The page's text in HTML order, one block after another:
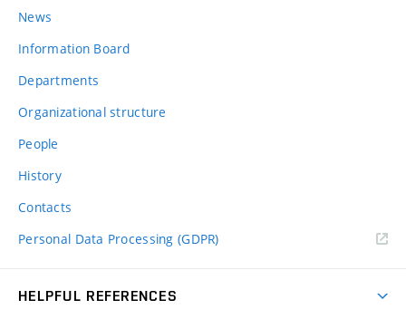
News
Information Board
Departments
Organizational structure
People
History
Contacts
Personal Data Processing (GDPR)
HELPFUL REFERENCES